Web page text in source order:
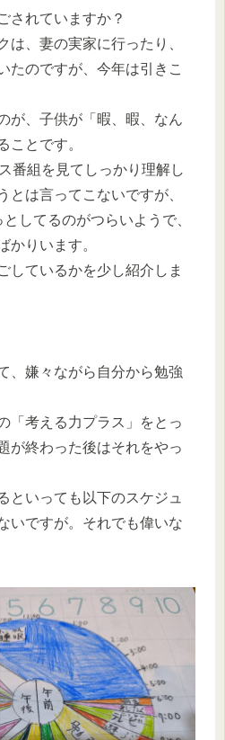
されていますか？
は、妻の実家に行ったり、
たのですが、今年は引きこ
が、子供が「暇、暇、なん
ことです。
番組を見てしっかり理解し
とは言ってこないですが、
してるのがつらいようで、
かりいます。
しているかを少し紹介しま
、嫌々ながら自分から勉強
「考える力プラス」をとっ
が終わった後はそれをやっ
といっても以下のスケジュ
いですが。それでも偉いな